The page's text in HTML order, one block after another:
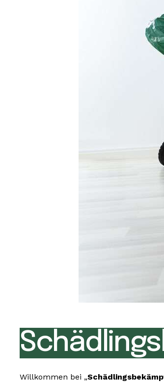
Willkommen bei „